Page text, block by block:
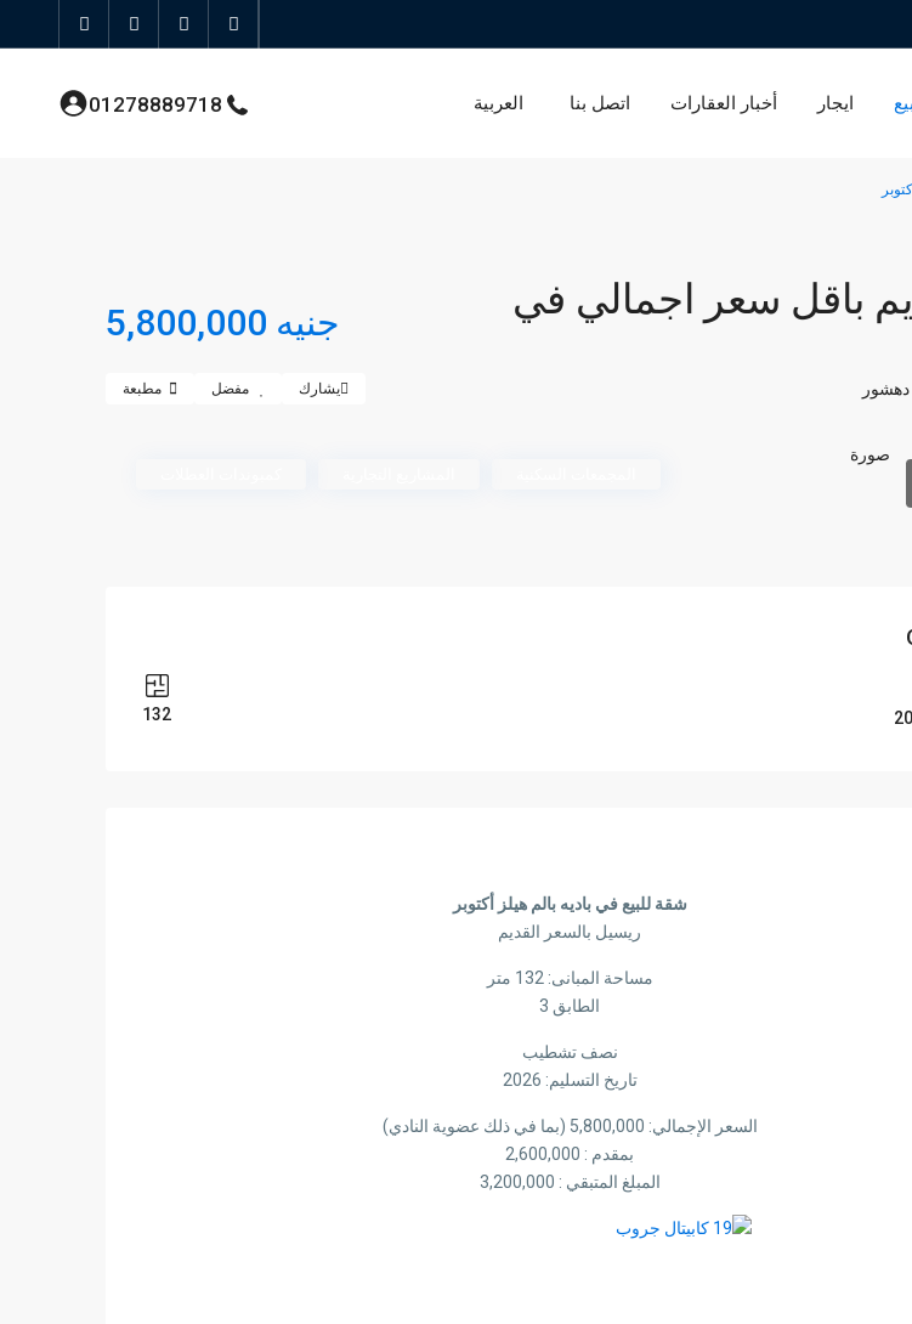
ايجار أخبار العقارات اتصل بنا العربية 01278889718
باقل سعر اجمالي في
جنيه 5,800,000
يشارك مفضل مطبعة
132
شقة للبيع في باديه بالم هيلز أكتوبر
ريسيل بالسعر القديم
مساحة المبانى: 132 متر
الطابق 3
نصف تشطيب
تاريخ التسليم: 2026
السعر الإجمالي: 5,800,000 (بما في ذلك عضوية النادي)
بمقدم : 2,600,000
المبلغ المتبقي : 3,200,000